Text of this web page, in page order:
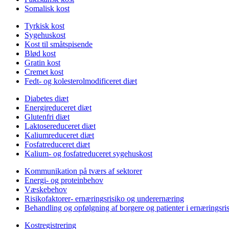
Somalisk kost
Tyrkisk kost
Sygehuskost
Kost til småtspisende
Blød kost
Gratin kost
Cremet kost
Fedt- og kolesterolmodificeret diæt
Diabetes diæt
Energireduceret diæt
Glutenfri diæt
Laktosereduceret diæt
Kaliumreduceret diæt
Fosfatreduceret diæt
Kalium- og fosfatreduceret sygehuskost
Kommunikation på tværs af sektorer
Energi- og proteinbehov
Væskebehov
Risikofaktorer- ernæringsrisiko og underernæring
Behandling og opfølgning af borgere og patienter i
Kostregistrering